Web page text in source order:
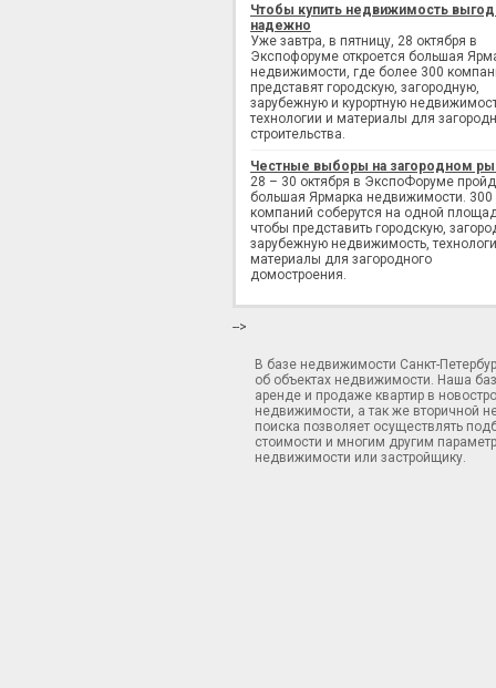
Чтобы купить недвижимость
надежно
Уже завтра, в пятницу, 28 октября в
Экспофоруме откроется большая
недвижимости, где более 300
представят городскую, загородную,
зарубежную и курортную
технологии и материалы для
строительства.
Честные выборы на загородном
28 – 30 октября в ЭкспоФоруме
большая Ярмарка недвижимости. 300
компаний соберутся на одной
чтобы представить городскую,
зарубежную недвижимость,
материалы для загородного
домостроения.
-->
В базе недвижимости Санкт-
об объектах недвижимости. Наша
аренде и продаже квартир в
недвижимости, а так же вторичной
поиска позволяет осуществлять
стоимости и многим другим
недвижимости или застройщику.